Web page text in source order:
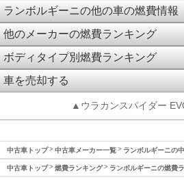
ランボルギーニの他の車の燃費情報
他のメーカーの燃費ランキング
ボディタイプ別燃費ランキング
車を売却する
▲ウラカンスパイダー
中古車トップ 中古車メーカー一覧 ランボルギーニの
中古車トップ 燃費ランキング ランボルギーニの燃費